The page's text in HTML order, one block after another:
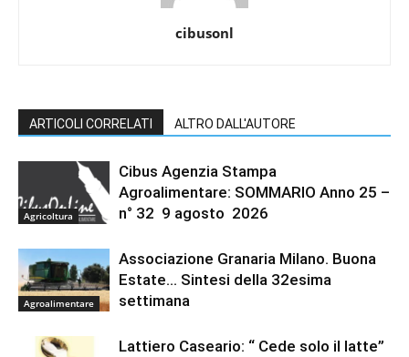
cibusonl
ARTICOLI CORRELATI ALTRO DALL'AUTORE
Agricoltura
Cibus Agenzia Stampa
Agroalimentare: SOMMARIO Anno 25 –
n° 32 9 agosto 2026
Agroalimentare
Associazione Granaria Milano. Buona
Estate… Sintesi della 32esima
settimana
Lattiero Caseario: “ Cede solo il latte”